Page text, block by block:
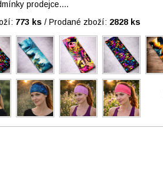
prodejce....
773 ks / Prodané zboží: 2828 ks